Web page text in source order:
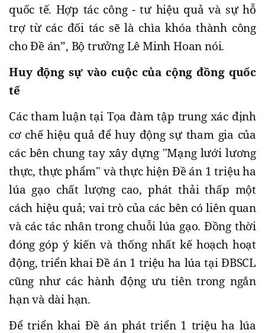
quốc tế. Hợp tác công - tư hiệu quả và sự hỗ
trợ từ các đối tác sẽ là chìa khóa thành công
cho Đề án”, Bộ trưởng Lê Minh Hoan nói.
Huy động sự vào cuộc của cộng đồng quốc
tế
Các tham luận tại Tọa đàm tập trung xác định
cơ chế hiệu quả để huy động sự tham gia của
các bên chung tay xây dựng "Mạng lưới lương
thực, thực phẩm" và thực hiện Đề án 1 triệu ha
lúa gạo chất lượng cao, phát thải thấp một
cách hiệu quả; vai trò của các bên có liên quan
và các tác nhân trong chuỗi lúa gạo. Đồng thời
đóng góp ý kiến và thống nhất kế hoạch hoạt
động, triển khai Đề án 1 triệu ha lúa tại ĐBSCL
cũng như các hành động ưu tiên trong ngắn
hạn và dài hạn.
Để triển khai Đề án phát triển 1 triệu ha lúa